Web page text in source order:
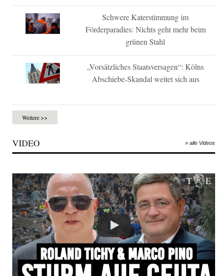
Schwere Katerstimmung im
Förderparadies: Nichts geht mehr beim
grünen Stahl
„Vorsätzliches Staatsversagen“: Kölns
Abschiebe-Skandal weitet sich aus
Weitere >>
VIDEO » alle Videos